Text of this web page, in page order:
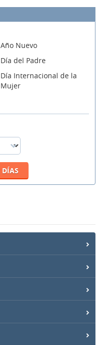
Año Nuevo
Día del Padre
Día Internacional de la
Mujer